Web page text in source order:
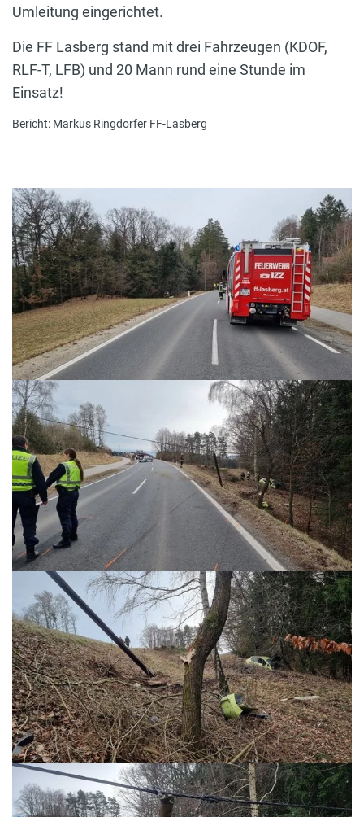
Umleitung eingerichtet.
Die FF Lasberg stand mit drei Fahrzeugen (KDOF,
RLF-T, LFB) und 20 Mann rund eine Stunde im
Einsatz!
Bericht: Markus Ringdorfer FF-Lasberg